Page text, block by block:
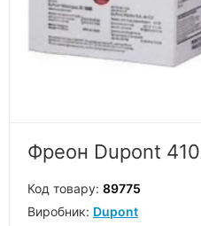
Фреон Dupont
Код товару: 89775
Виробник: Dupont